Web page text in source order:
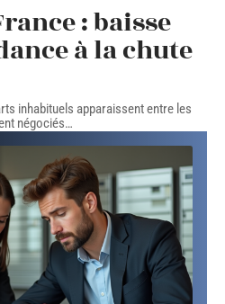
: baisse
à la chute
inhabituels apparaissent entre les
négociés…